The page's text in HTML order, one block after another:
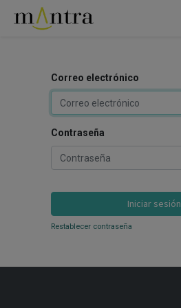
Correo electrónico
Contraseña
Iniciar sesión
Restablecer contraseña